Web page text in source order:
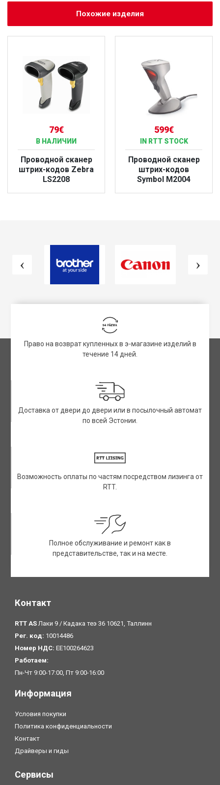
Похожие изделия
79€
В НАЛИЧИИ
Проводной сканер
штрих-кодов Zebra
LS2208
599€
IN RTT STOCK
Проводной сканер
штрих-кодов
Symbol M2004
Право на возврат купленных в э-магазине изделий в
течение 14 дней.
Доставка от двери до двери или в посылочный автомат
по всей Эстонии.
Возможность оплаты по частям посредством лизинга от
RTT.
Полное обслуживание и ремонт как в
представительстве, так и на месте.
Контакт
RTT AS Лаки 9 / Кадака теэ 36 10621, Таллинн
Рег. код: 10014486
Номер НДС: EE100264623
Pаботаем:
Пн-Чт 9:00-17:00, Пт 9:00-16:00
Информация
Условия покупки
Политика конфиденциальности
Контакт
Драйверы и гиды
Сервисы